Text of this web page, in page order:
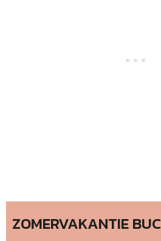
ZOMERVAKANTIE